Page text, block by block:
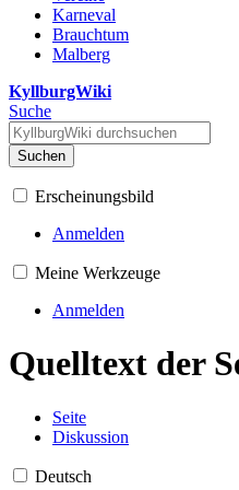
Karneval
Brauchtum
Malberg
KyllburgWiki
Suche
Suchen
Erscheinungsbild
Anmelden
Meine Werkzeuge
Anmelden
Quelltext der
Seite
Diskussion
Deutsch